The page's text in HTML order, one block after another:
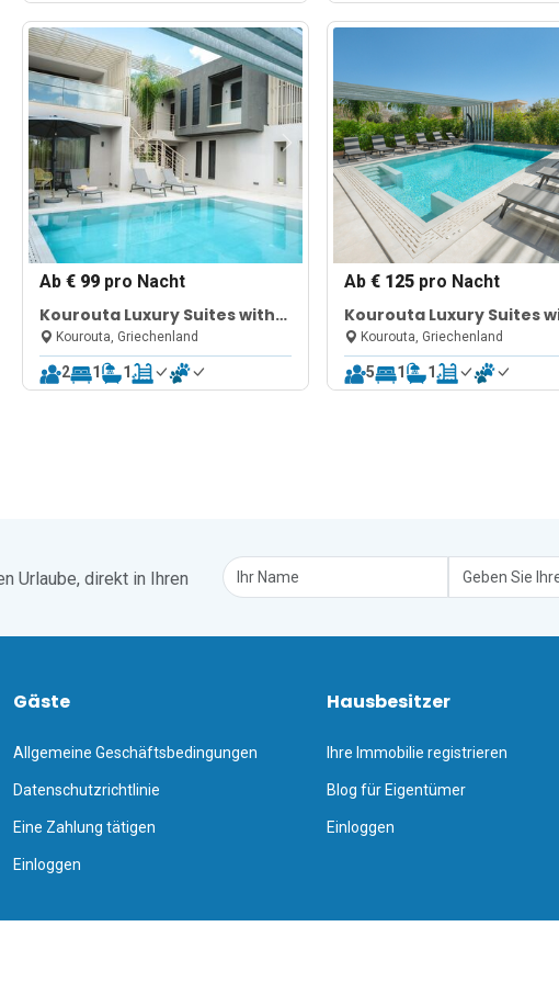
Ab€ 99 pro Nacht
Kourouta Luxury Suites with
Pool nr2
Kourouta, Griechenland
2 1 1
Ab € 125pro Nacht
Kourouta Luxury Suites
Pool nr1
Kourouta, Griechenland
5 1 1
Urlaube, direkt in Ihren
Gäste
Allgemeine Geschäftsbedingungen
Datenschutzrichtlinie
Eine Zahlung tätigen
Einloggen
Hausbesitzer
Ihre Immobilie registrieren
Blog für Eigentümer
Einloggen